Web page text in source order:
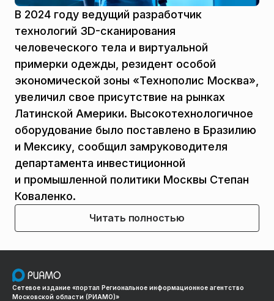
В 2024 году ведущий разработчик
технологий 3D-сканирования
человеческого тела и виртуальной
примерки одежды, резидент особой
экономической зоны «Технополис Москва»,
увеличил свое присутствие на рынках
Латинской Америки. Высокотехнологичное
оборудование было поставлено в Бразилию
и Мексику, сообщил замруководителя
департамента инвестиционной
и промышленной политики Москвы Степан
Коваленко.
Читать полностью
Сетевое издание «портал Региональное информационное агентство
Московской области (РИАМО)»